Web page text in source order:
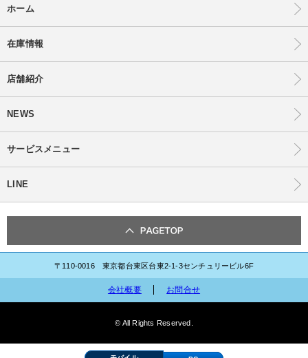
ホーム
在庫情報
店舗紹介
NEWS
サービスメニュー
LINE
〒110-0016 東京都台東区台東2-1-3センチュリービル6F
会社概要 お問合せ
© All Rights Reserved.